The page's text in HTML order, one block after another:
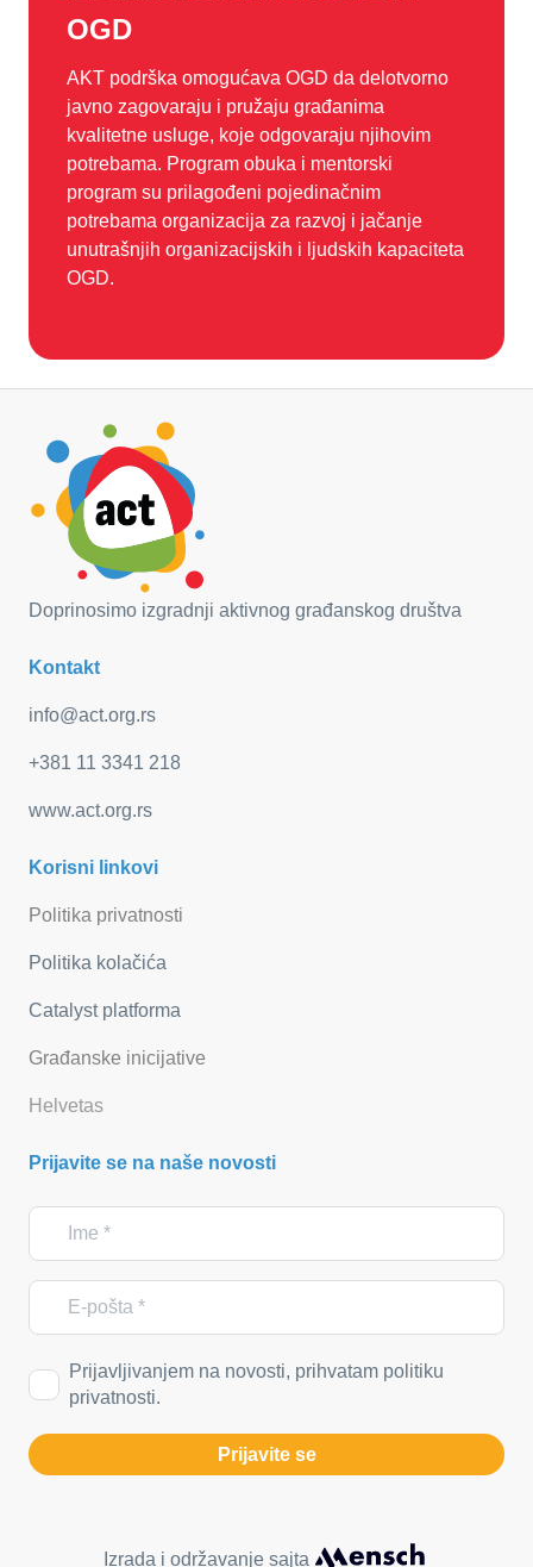
OGD
AKT podrška omogućava OGD da delotvorno
javno zagovaraju i pružaju građanima
kvalitetne usluge, koje odgovaraju njihovim
potrebama. Program obuka i mentorski
program su prilagođeni pojedinačnim
potrebama organizacija za razvoj i jačanje
unutrašnjih organizacijskih i ljudskih kapaciteta
OGD.
Doprinosimo izgradnji aktivnog građanskog društva
Kontakt
info@act.org.rs
+381 11 3341 218
www.act.org.rs
Korisni linkovi
Politika privatnosti
Politika kolačića
Catalyst platforma
Građanske inicijative
Helvetas
Prijavite se na naše novosti
Prijavljivanjem na novosti, prihvatam politiku
privatnosti.
Prijavite se
Izrada i održavanje sajta